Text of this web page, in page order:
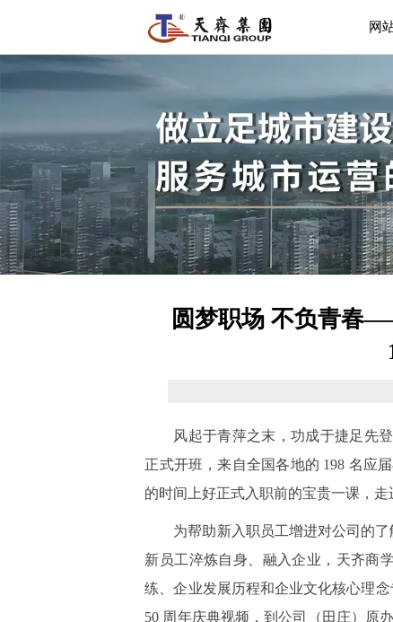
网
圆梦职场 不负青春
风起于青萍之末，功成于捷足先
正式开班，来自全国各地的 198 名应
的时间上好正式入职前的宝贵一课，走
为帮助新入职员工增进对公司的
新员工淬炼自身、融入企业，天齐商
练、企业发展历程和企业文化核心理
50 周年庆典视频，到公司（田庄）原